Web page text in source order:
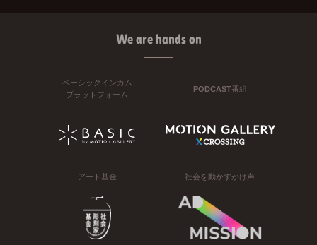
We are hands on
ベーシックインカム
プラットフォーム
PODCAST番組
アート基金 社会を動かすかけ声